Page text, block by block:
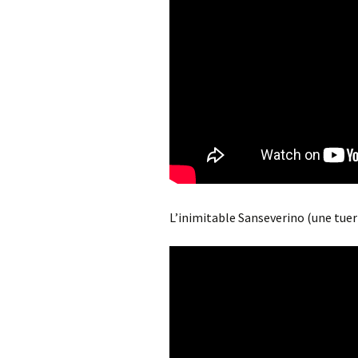
L’inimitable Sanseverino (une